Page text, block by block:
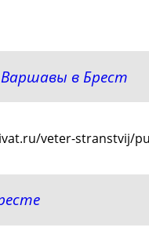
Варшавы в Брест
veter-stranstvij/